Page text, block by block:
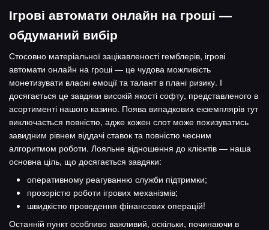
Ігрові автомати онлайн на гроші —
обдуманий вибір
Стосовно матеріальної зацікавленості гемблерів, ігрові
автомати онлайн на гроші — це чудова можливість
монетизувати власні емоції та талант в плані ризику. І
досягається це завдяки високій якості софту, представленого в
асортименті нашого казино. Поява випадкових екземплярів тут
виключається повністю, адже кожен слот може похизуватись
завидним рівнем віддачі ставок та повністю чесним
алгоритмом роботи. Лояльне відношення до клієнтів — наша
основна ціль, що досягається завдяки:
оперативному реагуванню служби підтримки;
прозорістю роботи ігрових механізмів;
швидкістю проведення фінансових операцій!
Останній пункт особливо важливий, оскільки, починаючи в